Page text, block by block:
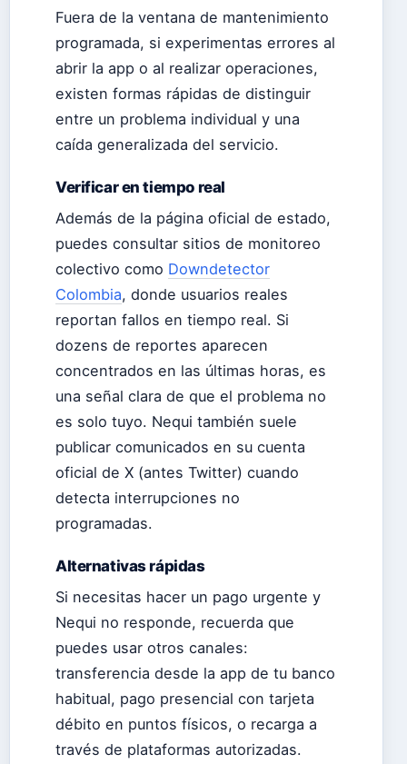
Fuera de la ventana de mantenimiento
programada, si experimentas errores al
abrir la app o al realizar operaciones,
existen formas rápidas de distinguir
entre un problema individual y una
caída generalizada del servicio.
Verificar en tiempo real
Además de la página oficial de estado,
puedes consultar sitios de monitoreo
colectivo como Downdetector
Colombia, donde usuarios reales
reportan fallos en tiempo real. Si
dozens de reportes aparecen
concentrados en las últimas horas, es
una señal clara de que el problema no
es solo tuyo. Nequi también suele
publicar comunicados en su cuenta
oficial de X (antes Twitter) cuando
detecta interrupciones no
programadas.
Alternativas rápidas
Si necesitas hacer un pago urgente y
Nequi no responde, recuerda que
puedes usar otros canales:
transferencia desde la app de tu banco
habitual, pago presencial con tarjeta
débito en puntos físicos, o recarga a
través de plataformas autorizadas.